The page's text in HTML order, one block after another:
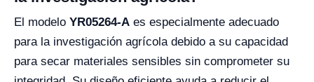
El modelo YR05264-A es especialmente adecuado
para la investigación agrícola debido a su capacidad
para secar materiales sensibles sin comprometer su